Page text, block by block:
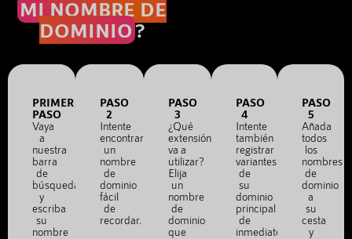
MI NOMBRE DE
DOMINIO?
PRIMER
PASO
Vaya
a
nuestra
barra
de
búsqueda
y
escriba
su
nombre
PASO
2
Intente
encontrar
un
nombre
de
dominio
fácil
de
recordar.
PASO
3
¿Qué
extensión
va a
utilizar?
Elija
un
nombre
de
dominio
que
PASO
4
Intente
también
registrar
variantes
de
su
dominio
principal
de
inmediato.
PASO
5
Añada
todos
los
nombres
de
dominio
a
su
cesta
y